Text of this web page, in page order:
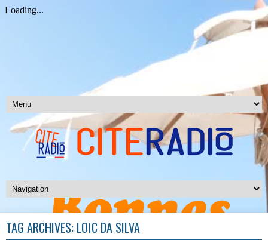
TAG ARCHIVES: LOÏC DA SILVA